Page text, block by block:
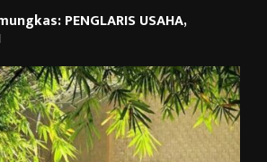
PENGLARIS USAHA,